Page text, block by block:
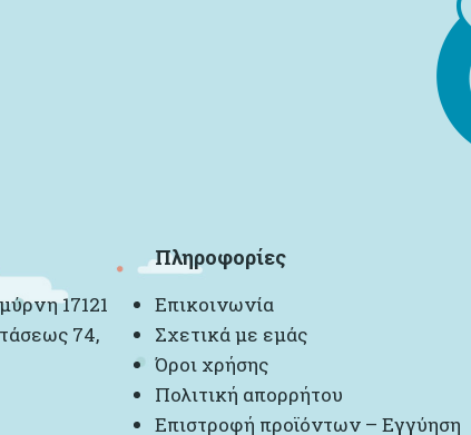
17121
74,
Πληροφορίες
Επικοινωνία
Σχετικά με εμάς
Όροι χρήσης
Πολιτική απορρήτου
Επιστροφή προϊόντων – Εγγύηση